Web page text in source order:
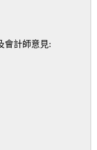
會計師意見: